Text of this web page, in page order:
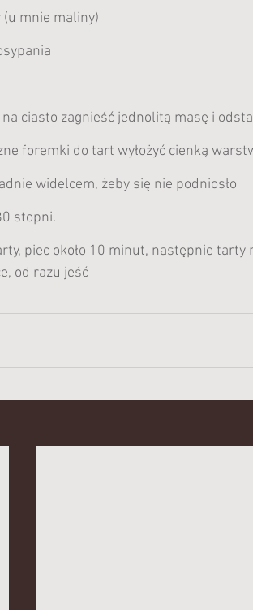
mnie maliny)
ciasto zagnieść jednolitą masę i
foremki do tart wyłożyć cienką
widelcem, żeby się nie podniosło
stopni.
piec około 10 minut, następnie tarty
od razu jeść